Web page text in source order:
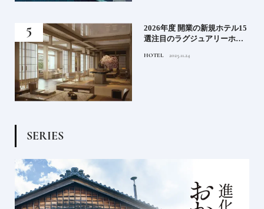
2026年度 開業の新規ホテル15
選注目のラグジュアリーホテ
ィホテルまでご紹介【後編】
HOTEL 2025.11.24
SERIES